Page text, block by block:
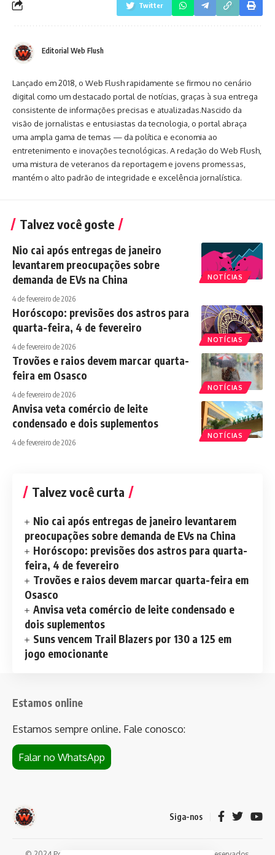
Twitter
Editorial Web Flush
Lançado em 2018, o Web Flush rapidamente se firmou no cenário
digital como um destacado portal de notícias, graças à sua entrega
consistente de informações precisas e atualizadas.Nascido da
visão de jornalistas e entusiastas da tecnologia, o portal abraça
uma ampla gama de temas — da política e economia ao
entretenimento e inovações tecnológicas. A redação do Web Flush,
uma mistura de veteranos da reportagem e jovens promessas,
mantém o alto padrão de integridade e excelência jornalística.
Talvez você goste
NOTÍCIAS
Nio cai após entregas de janeiro
levantarem preocupações sobre
demanda de EVs na China
4 de fevereiro de 2026
NOTÍCIAS
Horóscopo: previsões dos astros para
quarta-feira, 4 de fevereiro
4 de fevereiro de 2026
NOTÍCIAS
Trovões e raios devem marcar quarta-
feira em Osasco
4 de fevereiro de 2026
NOTÍCIAS
Anvisa veta comércio de leite
condensado e dois suplementos
4 de fevereiro de 2026
Talvez você curta
Nio cai após entregas de janeiro levantarem
preocupações sobre demanda de EVs na China
Horóscopo: previsões dos astros para quarta-
feira, 4 de fevereiro
Trovões e raios devem marcar quarta-feira em
Osasco
Anvisa veta comércio de leite condensado e
dois suplementos
Suns vencem Trail Blazers por 130 a 125 em
jogo emocionante
Estamos online
Estamos sempre online. Fale conosco:
Falar no WhatsApp
Siga-nos